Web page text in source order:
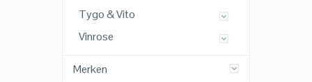
Tygo & Vito
Vinrose
Merken